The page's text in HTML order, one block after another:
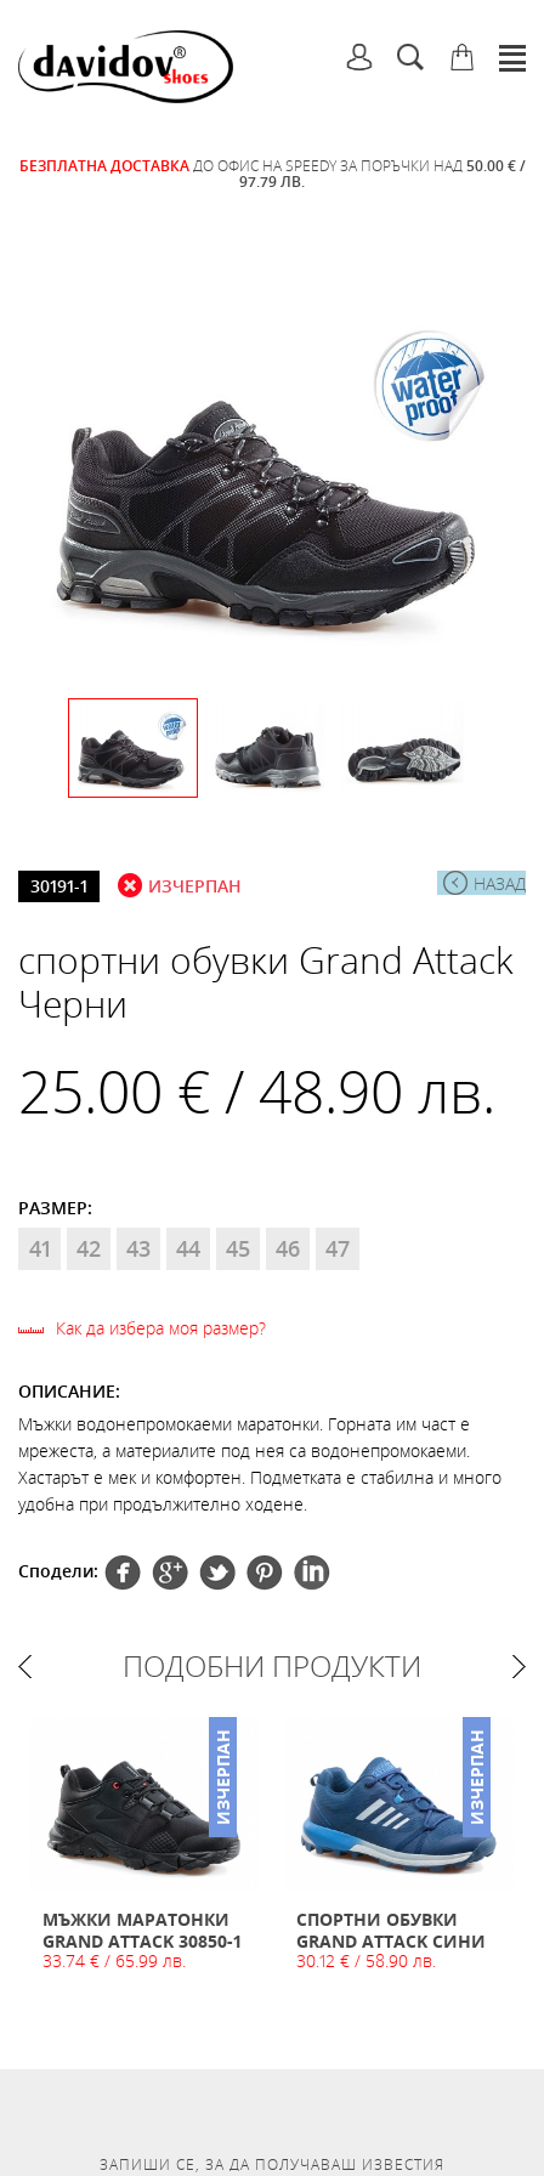
БЕЗПЛАТНА ДОСТАВКА ДО ОФИС НА SPEEDY ЗА ПОРЪЧКИ НАД 50.00 € /
97.79 ЛВ.
НАЗАД
30191-1 ИЗЧЕРПАН
спортни обувки Grand Attack
Черни
25.00 € / 48.90 лв.
РАЗМЕР:
41 42 43 44 45 46 47
Как да избера моя размер?
ОПИСАНИЕ:
Мъжки водонепромокаеми маратонки. Горната им част е
мрежеста, а материалите под нея са водонепромокаеми.
Хастарът е мек и комфортен. Подметката е стабилна и много
удобна при продължително ходене.
Сподели:
ПОДОБНИ ПРОДУКТИ
ИЗЧЕРПАН
МЪЖКИ МАРАТОНКИ
GRAND ATTACK 30850-1
33.74 € / 65.99 лв.
ИЗЧЕРПАН
СПОРТНИ ОБУВКИ
GRAND ATTACK СИНИ
30.12 € / 58.90 лв.
ЗАПИШИ СЕ, ЗА ДА ПОЛУЧАВАШ ИЗВЕСТИЯ